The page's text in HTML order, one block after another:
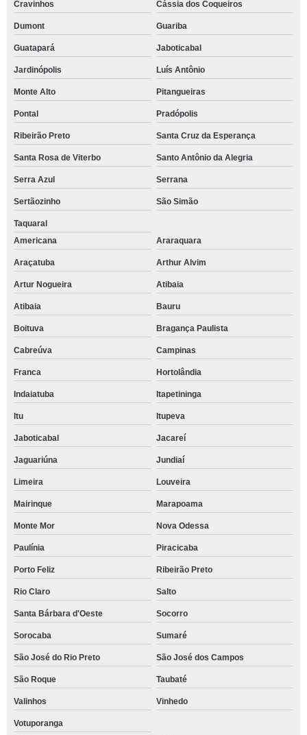
Cravinhos Cássia dos Coqueiros
Dumont Guariba
Guatapará Jaboticabal
Jardinópolis Luís Antônio
Monte Alto Pitangueiras
Pontal Pradópolis
Ribeirão Preto Santa Cruz da Esperança
Santa Rosa de Viterbo Santo Antônio da Alegria
Serra Azul Serrana
Sertãozinho São Simão
Taquaral
Americana
Araraquara
Araçatuba Arthur Alvim
Artur Nogueira Atibaia
Atibaia Bauru
Boituva Bragança Paulista
Cabreúva Campinas
Franca Hortolândia
Indaiatuba Itapetininga
Itu Itupeva
Jaboticabal Jacareí
Jaguariúna Jundiaí
Limeira Louveira
Mairinque Marapoama
Monte Mor Nova Odessa
Paulínia Piracicaba
Porto Feliz Ribeirão Preto
Rio Claro Salto
Santa Bárbara d'Oeste Socorro
Sorocaba Sumaré
São José do Rio Preto São José dos Campos
São Roque Taubaté
Valinhos Vinhedo
Votuporanga